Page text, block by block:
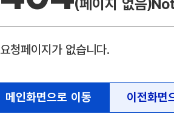
(페이지 없음)
요청페이지가 없습니다.
메인화면으로 이동 이전화면